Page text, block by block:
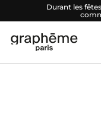
Passer au contenu
Durant les